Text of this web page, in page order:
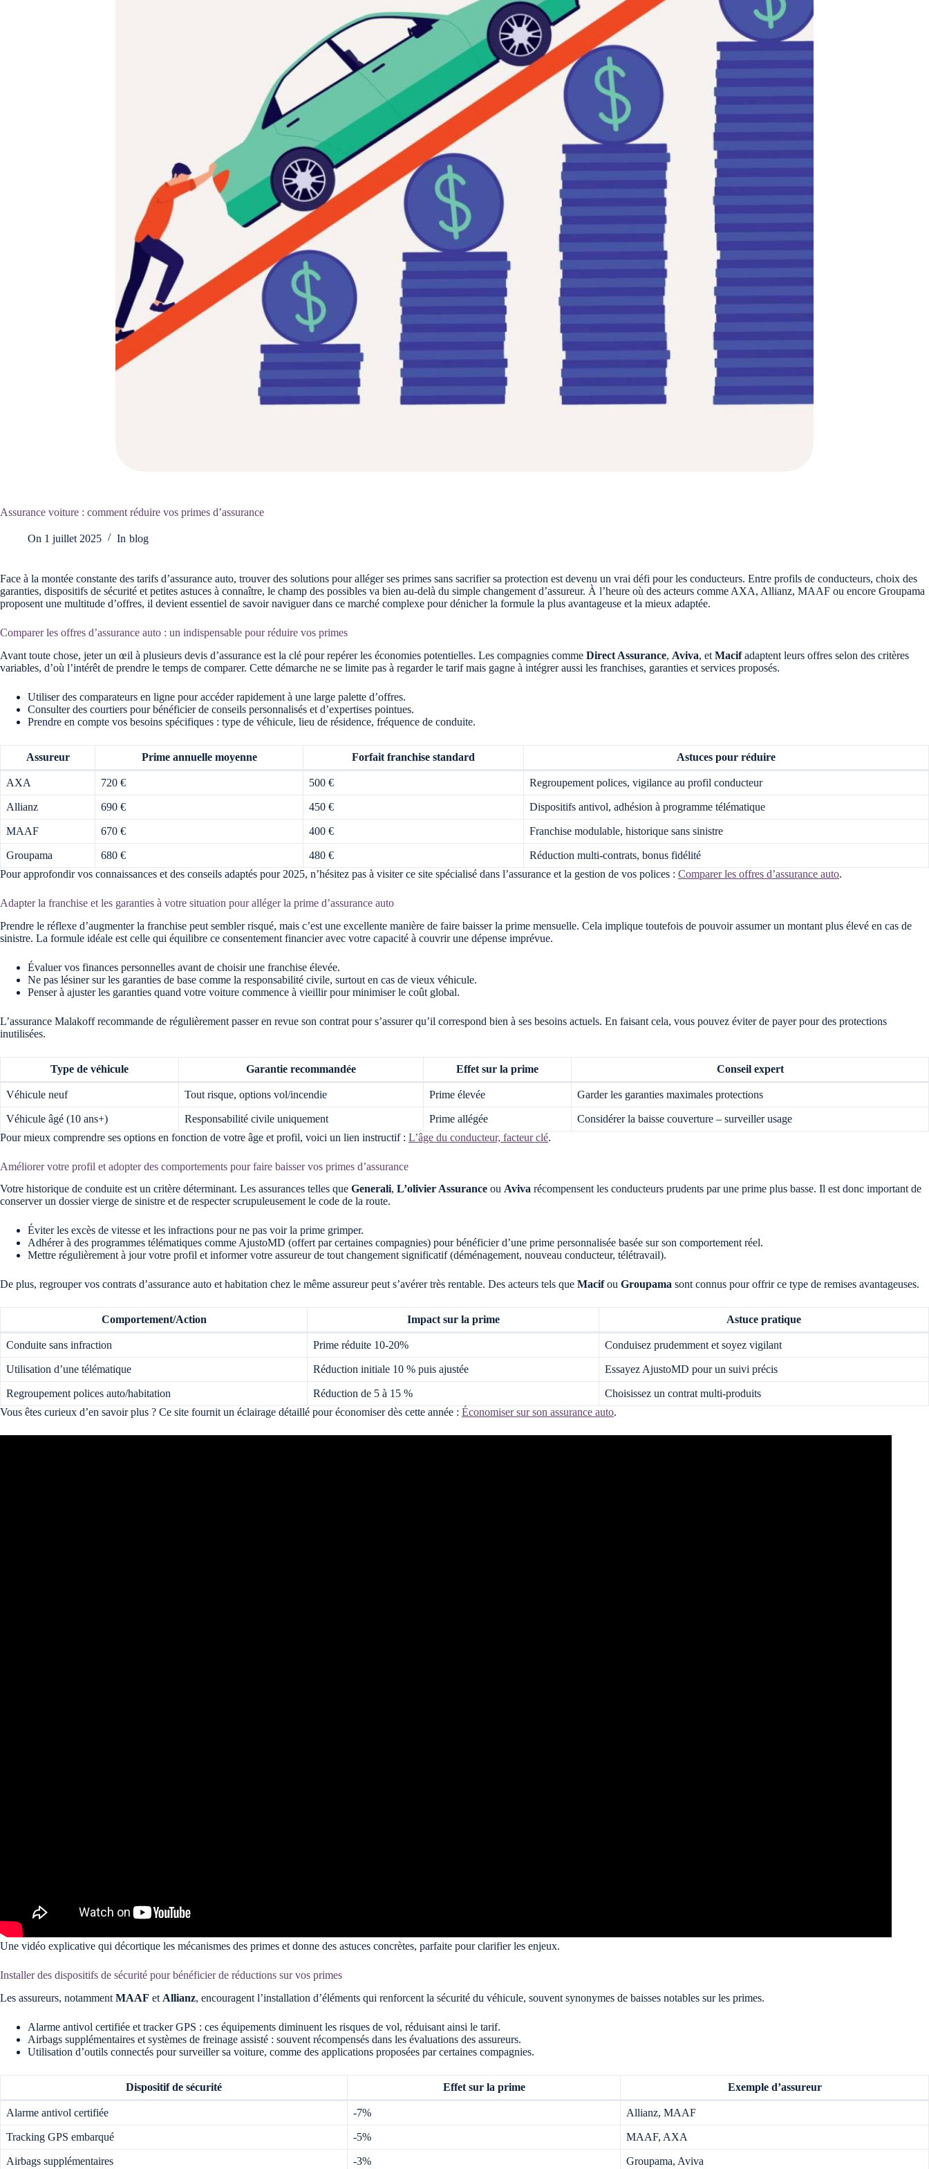
Assurance voiture : comment réduire vos primes d’assurance
On 1 juillet 2025 In blog
Face à la montée constante des tarifs d’assurance auto, trouver des solutions pour alléger ses primes sans sacrifier sa protection est devenu un vrai défi pour les conducteurs. Entre profils de conducteurs, choix des
garanties, dispositifs de sécurité et petites astuces à connaître, le champ des possibles va bien au-delà du simple changement d’assureur. À l’heure où des acteurs comme AXA, Allianz, MAAF ou encore Groupama
proposent une multitude d’offres, il devient essentiel de savoir naviguer dans ce marché complexe pour dénicher la formule la plus avantageuse et la mieux adaptée.
Comparer les offres d’assurance auto : un indispensable pour réduire vos primes
Avant toute chose, jeter un œil à plusieurs devis d’assurance est la clé pour repérer les économies potentielles. Les compagnies comme Direct Assurance, Aviva, et Macifadaptent leurs offres selon des critères
variables, d’où l’intérêt de prendre le temps de comparer. Cette démarche ne se limite pas à regarder le tarif mais gagne à intégrer aussi les franchises, garanties et services proposés.
Utiliser des comparateurs en ligne pour accéder rapidement à une large palette d’offres.
Consulter des courtiers pour bénéficier de conseils personnalisés et d’expertises pointues.
Prendre en compte vos besoins spécifiques : type de véhicule, lieu de résidence, fréquence de conduite.
Assureur Prime annuelle moyenne Forfait franchise standard Astuces pour réduire
AXA 720 € 500 € Regroupement polices, vigilance au profil conducteur
Allianz 690 € 450 € Dispositifs antivol, adhésion à programme télématique
MAAF 670 € 400 € Franchise modulable, historique sans sinistre
Groupama 680 € 480 €
Réduction multi-contrats, bonus fidélité
Pour approfondir vos connaissances et des conseils adaptés pour 2025, n’hésitez pas à visiter ce site spécialisé dans l’assurance et la gestion de vos polices : Comparer les offres d’assurance auto.
Adapter la franchise et les garanties à votre situation pour alléger la prime d’assurance auto
Prendre le réflexe d’augmenter la franchise peut sembler risqué, mais c’est une excellente manière de faire baisser la prime mensuelle. Cela implique toutefois de pouvoir assumer un montant plus élevé en cas de
sinistre. La formule idéale est celle qui équilibre ce consentement financier avec votre capacité à couvrir une dépense imprévue.
Évaluer vos finances personnelles avant de choisir une franchise élevée.
Ne pas lésiner sur les garanties de base comme la responsabilité civile, surtout en cas de vieux véhicule.
Penser à ajuster les garanties quand votre voiture commence à vieillir pour minimiser le coût global.
L’assurance Malakoff recommande de régulièrement passer en revue son contrat pour s’assurer qu’il correspond bien à ses besoins actuels. En faisant cela, vous pouvez éviter de payer pour des protections
inutilisées.
Type de véhicule Garantie recommandée Effet sur la prime Conseil expert
Véhicule neuf Tout risque, options vol/incendie Prime élevée Garder les garanties maximales protections
Véhicule âgé (10 ans+) Responsabilité civile uniquement Prime allégée
Considérer la baisse couverture – surveiller usage
Pour mieux comprendre ses options en fonction de votre âge et profil, voici un lien instructif : L’âge du conducteur, facteur clé.
Améliorer votre profil et adopter des comportements pour faire baisser vos primes d’assurance
Votre historique de conduite est un critère déterminant. Les assurances telles que Generali, L’olivier Assurance ou Aviva récompensent les conducteurs prudents par une prime plus basse. Il est donc important de
conserver un dossier vierge de sinistre et de respecter scrupuleusement le code de la route.
Éviter les excès de vitesse et les infractions pour ne pas voir la prime grimper.
Adhérer à des programmes télématiques comme AjustoMD (offert par certaines compagnies) pour bénéficier d’une prime personnalisée basée sur son comportement réel.
Mettre régulièrement à jour votre profil et informer votre assureur de tout changement significatif (déménagement, nouveau conducteur, télétravail).
De plus, regrouper vos contrats d’assurance auto et habitation chez le même assureur peut s’avérer très rentable. Des acteurs tels que Macifou Groupama sont connus pour offrir ce type de remises avantageuses.
Comportement/Action Impact sur la prime Astuce pratique
Conduite sans infraction Prime réduite 10-20% Conduisez prudemment et soyez vigilant
Utilisation d’une télématique Réduction initiale 10 % puis ajustée Essayez AjustoMD pour un suivi précis
Regroupement polices auto/habitation Réduction de 5 à 15 %
Choisissez un contrat multi-produits
Vous êtes curieux d’en savoir plus ? Ce site fournit un éclairage détaillé pour économiser dès cette année : Économiser sur son assurance auto.
Une vidéo explicative qui décortique les mécanismes des primes et donne des astuces concrètes, parfaite pour clarifier les enjeux.
Installer des dispositifs de sécurité pour bénéficier de réductions sur vos primes
Les assureurs, notamment MAAF et Allianz, encouragent l’installation d’éléments qui renforcent la sécurité du véhicule, souvent synonymes de baisses notables sur les primes.
Alarme antivol certifiée et tracker GPS : ces équipements diminuent les risques de vol, réduisant ainsi le tarif.
Airbags supplémentaires et systèmes de freinage assisté : souvent récompensés dans les évaluations des assureurs.
Utilisation d’outils connectés pour surveiller sa voiture, comme des applications proposées par certaines compagnies.
Dispositif de sécurité Effet sur la prime Exemple d’assureur
Alarme antivol certifiée -7% Allianz, MAAF
Tracking GPS embarqué -5% MAAF, AXA
Airbags supplémentaires -3% Groupama, Aviva